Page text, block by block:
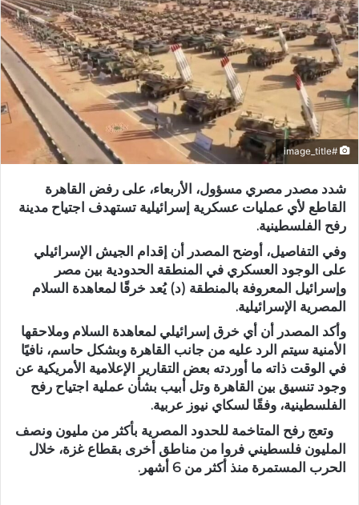
#image_title
شدد مصدر مصري مسؤول، الأربعاء، على رفض القاهرة
القاطع لأي عمليات عسكرية إسرائيلية تستهدف اجتياح مدينة
رفح الفلسطينية.
وفي التفاصيل، أوضح المصدر أن إقدام الجيش الإسرائيلي
على الوجود العسكري في المنطقة الحدودية بين مصر
وإسرائيل المعروفة بالمنطقة (د) يُعد خرقًا لمعاهدة السلام
المصرية الإسرائيلية.
وأكد المصدر أن أي خرق إسرائيلي لمعاهدة السلام وملاحقها
الأمنية سيتم الرد عليه من جانب القاهرة وبشكل حاسم، نافيًا
في الوقت ذاته ما أوردته بعض التقارير الإعلامية الأمريكية عن
وجود تنسيق بين القاهرة وتل أبيب بشأن عملية اجتياح رفح
الفلسطينية، وفقًا لسكاي نيوز عربية.
وتعج رفح المتاخمة للحدود المصرية بأكثر من مليون ونصف
المليون فلسطيني فروا من مناطق أخرى بقطاع غزة، خلال
الحرب المستمرة منذ أكثر من 6 أشهر.